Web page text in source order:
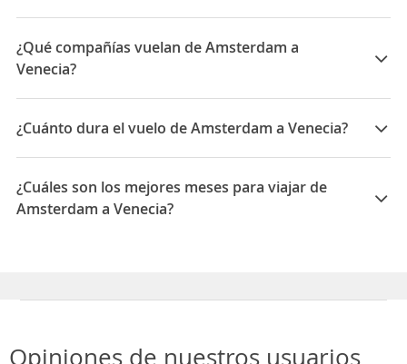
¿Qué compañías vuelan de Amsterdam a
Venecia?
Las compañías que vuelan de Amsterdam a Venecia
son: KLM, Easyjet, Air France, ITA Airways
¿Cuánto dura el vuelo de Amsterdam a Venecia?
La duración media para viajar entre Amsterdam y
Venecia es 05:30
¿Cuáles son los mejores meses para viajar de
Amsterdam a Venecia?
Opiniones de nuestros usuarios